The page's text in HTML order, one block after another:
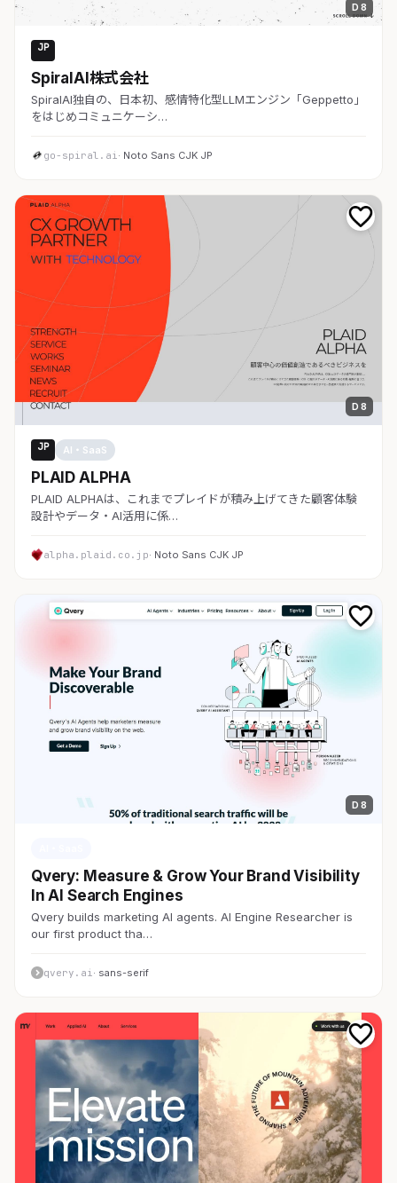
D 8
JP
SpiralAI株式会社
SpiralAI独自の、日本初、感情特化型LLMエンジン「Geppetto」
をはじめコミュニケーシ…
go-spiral.ai · Noto Sans CJK JP
D 8
JP AI・SaaS
PLAID ALPHA
PLAID ALPHAは、これまでプレイドが積み上げてきた顧客体験
設計やデータ・AI活用に係…
alpha.plaid.co.jp· Noto Sans CJK JP
D 8
Qvery: Measure & Grow Your Brand Visibility
In AI Search Engines
Qvery builds marketing AI agents. AI Engine Researcher is
our first product tha…
qvery.ai· sans-serif